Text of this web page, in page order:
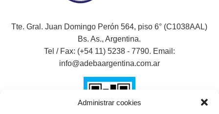
Administrar cookies
Tte. Gral. Juan Domingo Perón 564, piso 6° (C1038AAL)
Bs. As., Argentina.
Tel / Fax: (+54 11) 5238 - 7790. Email:
info@adebaargentina.com.ar